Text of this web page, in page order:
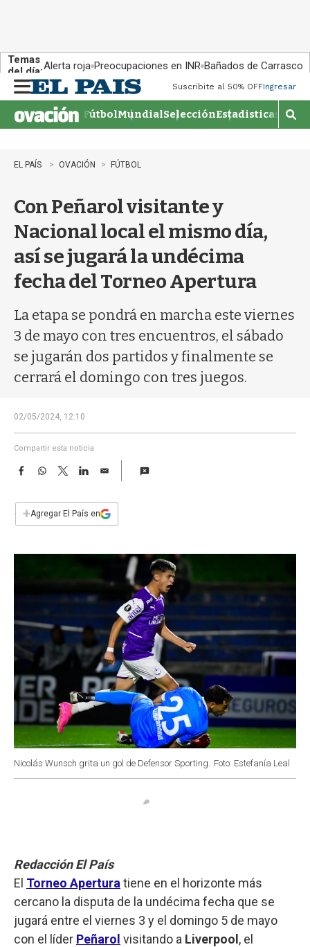
Temas
del día:Alerta roja Preocupaciones en INR Bañados de Carrasco
n
u
Suscribite al 50% OFFIngresar
FútbolMundialSelecciónEstadisticas
M
o
a
EL PAÍS OVACIÓN FÚTBOL
Con Peñarol visitante y
Nacional local el mismo día,
así se jugará la undécima
fecha del Torneo Apertura
La etapa se pondrá en marcha este viernes
3 de mayo con tres encuentros, el sábado
se jugarán dos partidos y finalmente se
cerrará el domingo con tres juegos.
02/05/2024, 12:10
Compartir esta noticia
F
e
b
W
s
T
w
t
L
E
i
l
+Agregar El País en
Nicolás Wunsch grita un gol de Defensor Sporting. Foto: Estefanía Leal
Redacción El País
El Torneo Apertura tiene en el horizonte más
cercano la disputa de la undécima fecha que se
jugará entre el viernes 3 y el domingo 5 de mayo
con el líder Peñarol visitando a Liverpool , el